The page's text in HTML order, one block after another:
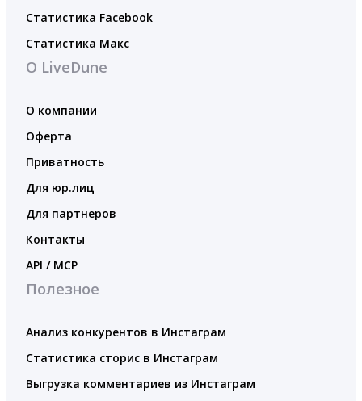
Статистика Facebook
Статистика Макс
О LiveDune
О компании
Оферта
Приватность
Для юр.лиц
Для партнеров
Контакты
API / MCP
Полезное
Анализ конкурентов в Инстаграм
Статистика сторис в Инстаграм
Выгрузка комментариев из Инстаграм